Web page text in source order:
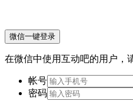
微信一键登录
在微信中使用互动吧的用户，
帐号
密码